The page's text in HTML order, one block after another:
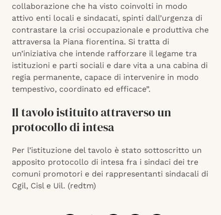
collaborazione che ha visto coinvolti in modo
attivo enti locali e sindacati, spinti dall’urgenza di
contrastare la crisi occupazionale e produttiva che
attraversa la Piana fiorentina. Si tratta di
un’iniziativa che intende rafforzare il legame tra
istituzioni e parti sociali e dare vita a una cabina di
regia permanente, capace di intervenire in modo
tempestivo, coordinato ed efficace”.
Il tavolo istituito attraverso un
protocollo di intesa
Per l’istituzione del tavolo è stato sottoscritto un
apposito protocollo di intesa fra i sindaci dei tre
comuni promotori e dei rappresentanti sindacali di
Cgil, Cisl e Uil. (redtm)